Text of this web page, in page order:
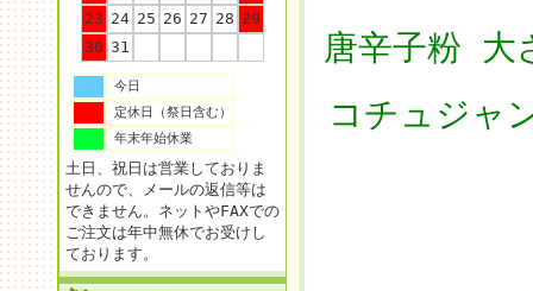
23 24 25 26 27 28 29
30 31
今日
定休日（祭日含む）
年末年始休業
土日、祝日は営業しておりま
せんので、メールの返信等は
できません。ネットやFAXでの
ご注文は年中無休でお受けし
ております。
唐辛子粉 大
コチュジャ